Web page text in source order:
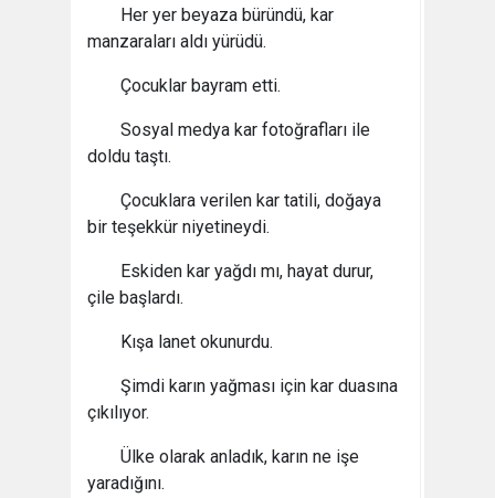
Her yer beyaza büründü, kar
manzaraları aldı yürüdü.
Çocuklar bayram etti.
Sosyal medya kar fotoğrafları ile
doldu taştı.
Çocuklara verilen kar tatili, doğaya
bir teşekkür niyetineydi.
Eskiden kar yağdı mı, hayat durur,
çile başlardı.
Kışa lanet okunurdu.
Şimdi karın yağması için kar duasına
çıkılıyor.
Ülke olarak anladık, karın ne işe
yaradığını.